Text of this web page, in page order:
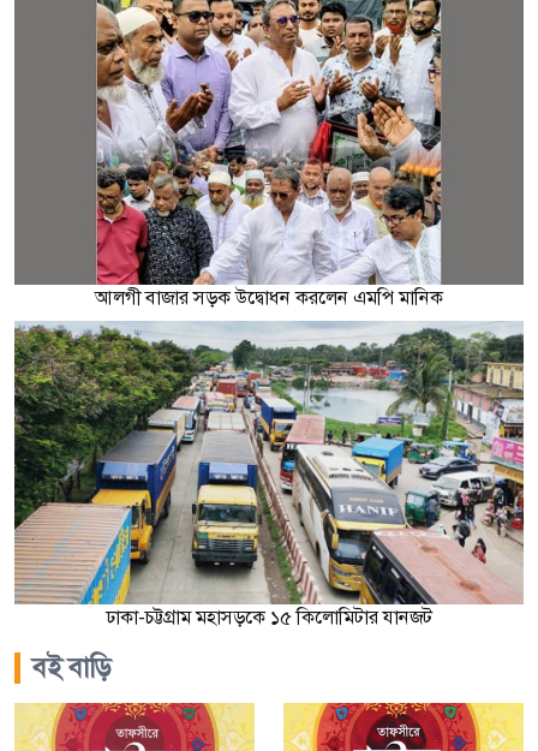
আলগী বাজার সড়ক উদ্বোধন করলেন এমপি মানিক
ঢাকা-চট্টগ্রাম মহাসড়কে ১৫ কিলোমিটার যানজট
বই বাড়ি